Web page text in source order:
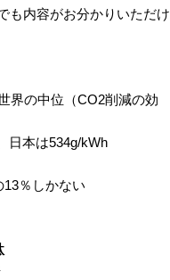
も内容がお分かりいただけ
界の中位（CO2削減の効
日本は534g/kWh
13％しかない